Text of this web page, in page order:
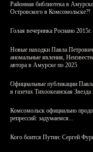
Районная библиотека в
Островского в Комсомольске?!
Голая вечеринка Роснано
Новые находки Павла
аномальные явления,
автора в Амурске по 2025
Официальные публикации
в газетах Тихоокеанская
Комсомольск официально
репрессий: задумаемся...
Кого боится Путин: Сергей